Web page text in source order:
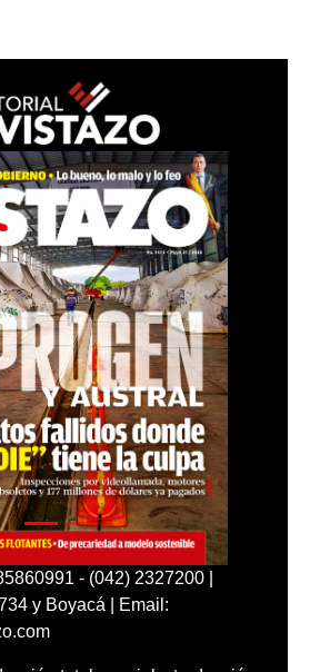
- (042) 2327200 |
y Boyacá | Email: